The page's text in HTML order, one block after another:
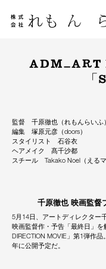
content
ADM_ART
「
監督 千原徹也（れもんらいふ）
編集 塚原元彦（doors）
スタイリスト 石谷衣
ヘアメイク 髙千沙都
スチール Takako Noel（えるマ
千原徹也 映画監督
5月14日、アートディレクター
映画監督作・予告「最終日」
DIRECTION MOVIE」第1弾作
年に公開予定だ。